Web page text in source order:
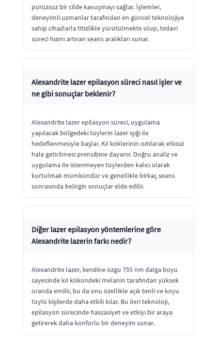
pürüzsüz bir cilde kavuşmayı sağlar. İşlemler,
deneyimli uzmanlar tarafından en güncel teknolojiye
sahip cihazlarla titizlikle yürütülmekte olup, tedavi
süreci hızını artıran seans aralıkları sunar.
Alexandrite lazer epilasyon süreci nasıl işler ve
ne gibi sonuçlar beklenir?
Alexandrite lazer epilasyon süreci, uygulama
yapılacak bölgedeki tüylerin lazer ışığı ile
hedeflenmesiyle başlar. Kıl köklerinin ısıtılarak etkisiz
hale getirilmesi prensibine dayanır. Doğru analiz ve
uygulama ile istenmeyen tüylerden kalıcı olarak
kurtulmak mümkündür ve genellikle birkaç seans
sonrasında belirgin sonuçlar elde edilir.
Diğer lazer epilasyon yöntemlerine göre
Alexandrite lazerin farkı nedir?
Alexandrite lazer, kendine özgü 755 nm dalga boyu
sayesinde kıl kökündeki melanin tarafından yüksek
oranda emilir, bu da onu özellikle açık tenli ve koyu
tüylü kişilerde daha etkili kılar. Bu ileri teknoloji,
epilasyon sürecinde hassasiyet ve etkiyi bir araya
getirerek daha konforlu bir deneyim sunar.